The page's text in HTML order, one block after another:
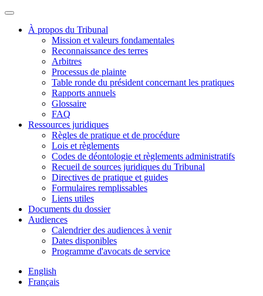
À propos du Tribunal
Mission et valeurs fondamentales
Reconnaissance des terres
Arbitres
Processus de plainte
Table ronde du président concernant les pratiques
Rapports annuels
Glossaire
FAQ
Ressources juridiques
Règles de pratique et de procédure
Lois et règlements
Codes de déontologie et règlements administratifs
Recueil de sources juridiques du Tribunal
Directives de pratique et guides
Formulaires remplissables
Liens utiles
Documents du dossier
Audiences
Calendrier des audiences à venir
Dates disponibles
Programme d'avocats de service
English
Français